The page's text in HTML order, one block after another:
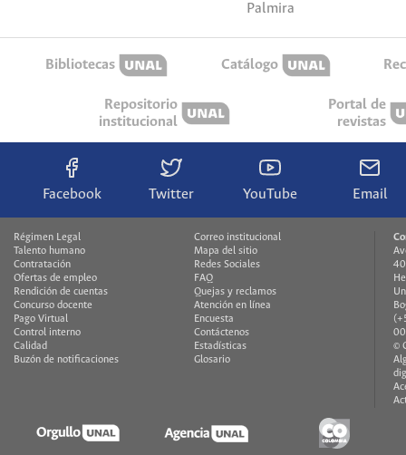
Palmira
Bibliotecas Catálogo
Repositorio
institucional
Portal de
revistas
Facebook Twitter YouTube Email
Régimen Legal
Talento humano
Contratación
Ofertas de empleo
Rendición de cuentas
Concurso docente
Pago Virtual
Control interno
Calidad
Buzón de notificaciones
Correo institucional
Mapa del sitio
Redes Sociales
FAQ
Quejas y reclamos
Atención en línea
Encuesta
Contáctenos
Estadísticas
Glosario
©